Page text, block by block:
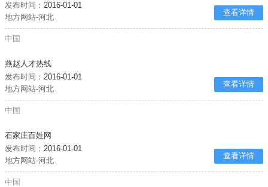
发布时间：2016-01-01
地方网站-河北
查看详情
中国
燕赵人才热线
发布时间：2016-01-01
地方网站-河北
查看详情
中国
石家庄百姓网
发布时间：2016-01-01
地方网站-河北
查看详情
中国